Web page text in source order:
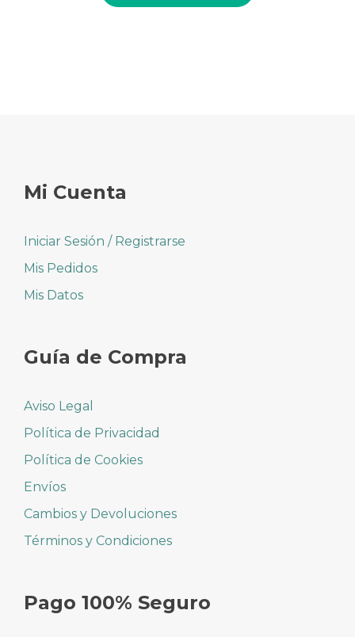
Mi Cuenta
Iniciar Sesión / Registrarse
Mis Pedidos
Mis Datos
Guía de Compra
Aviso Legal
Política de Privacidad
Política de Cookies
Envíos
Cambios y Devoluciones
Términos y Condiciones
Pago 100% Seguro